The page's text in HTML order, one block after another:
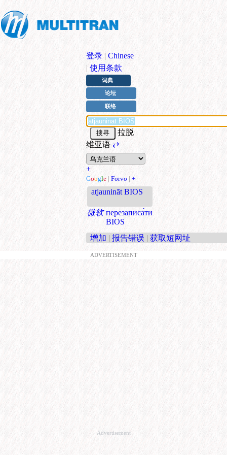
登录 | Chinese
| 使用条款
词典
论坛
联络
拉脱
维亚语 ⇄
+
Google | Forvo | +
atjaunināt BIOS
微软 перезаписа́ти
BIOS
增加 | 报告错误 | 获取短网址
ADVERTISEMENT
Advertisement